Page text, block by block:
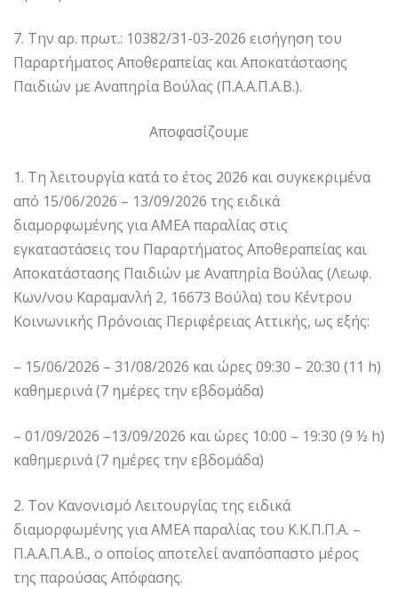
7. Την αρ. πρωτ.: 10382/31-03-2026 εισήγηση του
Παραρτήματος Αποθεραπείας και Αποκατάστασης
Παιδιών με Αναπηρία Βούλας (Π.Α.Α.Π.Α.Β.).
Αποφασίζουµε
1. Τη λειτουργία κατά το έτος 2026 και συγκεκριμένα
από 15/06/2026 – 13/09/2026 της ειδικά
διαμορφωμένης για ΑΜΕΑ παραλίας στις
εγκαταστάσεις του Παραρτήματος Αποθεραπείας και
Αποκατάστασης Παιδιών με Αναπηρία Βούλας (Λεωφ.
Κων/νου Καραμανλή 2, 16673 Βούλα) του Κέντρου
Κοινωνικής Πρόνοιας Περιφέρειας Αττικής, ως εξής:
– 15/06/2026 – 31/08/2026 και ώρες 09:30 – 20:30 (11 h)
καθημερινά (7 ημέρες την εβδομάδα)
– 01/09/2026 –13/09/2026 και ώρες 10:00 – 19:30 (9 ½ h)
καθημερινά (7 ημέρες την εβδομάδα)
2. Τον Κανονισμό Λειτουργίας της ειδικά
διαμορφωμένης για ΑΜΕΑ παραλίας του Κ.Κ.Π.Π.Α. –
Π.Α.Α.Π.Α.Β., ο οποίος αποτελεί αναπόσπαστο μέρος
της παρούσας Απόφασης.